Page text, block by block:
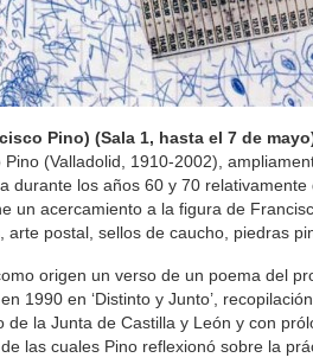
Pino) (Sala 1, hasta el 7 de
(Valladolid, 1910-2002),
durante los años 60 y 70
un acercamiento a la figura de
postal, sellos de caucho, piedras
origen un verso de un poema del
1990 en ‘Distinto y Junto’,
la Junta de Castilla y León y con
las cuales Pino reflexionó sobre la